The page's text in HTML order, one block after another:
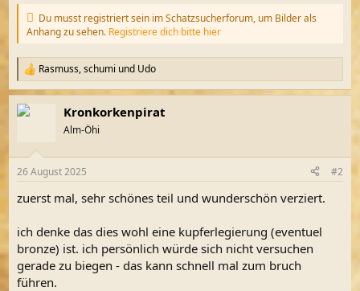
Du musst registriert sein im Schatzsucherforum, um Bilder als
Anhang zu sehen. Registriere dich bitte hier
R
e
a
k
e
:
Rasmuss,schumi und Udo
Kronkorkenpirat
Alm-Öhi
26 August 2025 #2
zuerst mal, sehr schönes teil und wunderschön verziert.
ich denke das dies wohl eine kupferlegierung (eventuel
bronze) ist. ich persönlich würde sich nicht versuchen
gerade zu biegen - das kann schnell mal zum bruch
führen.